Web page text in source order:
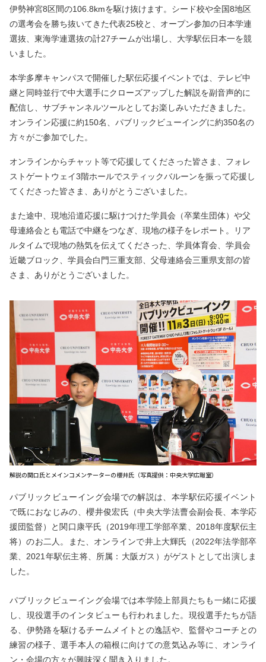
伊勢神宮8区間の106.8kmを駆け抜けます。シード校や全国8地区
の選考会を勝ち抜いてきた代表25校と、オープン参加の日本学連
選抜、東海学連選抜の計27チームが出場し、大学駅伝日本一を競
いました。
本学多摩キャンパスで開催した駅伝応援イベントでは、テレビ中
継と同時並行で中大選手にクローズアップした解説を副音声的に
配信し、サブチャンネルツールとしてお楽しみいただきました。
オンライン応援に約150名、パブリックビューイングに約350名の
方々がご参加でした。
オンラインからチャット等で応援してくださった皆さま、フォレ
ストゲートウェイ3階ホールでスティックバルーンを振って応援し
てくださった皆さま、ありがとうございました。
また途中、現地沿道応援に駆けつけた学員会（卒業生団体）や父
母連絡会とも電話で中継をつなぎ、現地の様子をレポート。リア
ルタイムで現地の熱気を伝えてくださった、学員体育会、学員会
近畿ブロック、学員会白門三重支部、父母連絡会三重県支部の皆
さま、ありがとうございました。
解説の関口氏とメインコメンテーターの櫻井氏（写真提供：中央大学広報室）
パブリックビューイング会場での解説は、本学駅伝応援イベント
で既におなじみの、櫻井俊宏氏（中央大学法曹会副会長、本学応
援団監督）と関口康平氏（2019年理工学部卒業、2018年度駅伝主
将）のお二人。また、オンラインで井上大輝氏（2022年法学部卒
業、2021年駅伝主将、所属：大阪ガス）がゲストとして出演しま
した。
パブリックビューイング会場では本学陸上部員たちも一緒に応援
し、現役選手のインタビューも行われました。現役選手たちが語
る、伊勢路を駆けるチームメイトとの逸話や、監督やコーチとの
練習の様子、選手本人の箱根に向けての意気込み等に、オンライ
ン・会場の方々が興味深く聞き入りました。